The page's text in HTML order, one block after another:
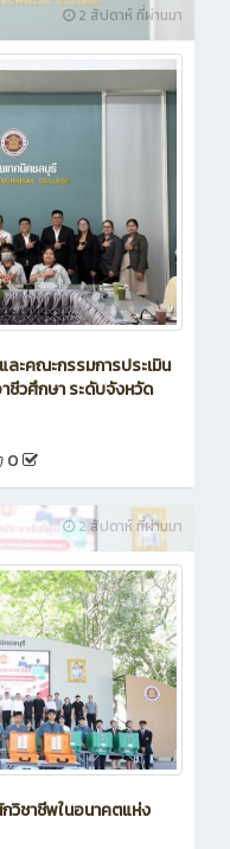
2 สัปดาห์ ที่ผ่านมา
ะคณะกรรมการประเมิน
ชีวศึกษา ระดับจังหวัด
0
2 สัปดาห์ ที่ผ่านมา
วิชาชีพในอนาคตแห่ง